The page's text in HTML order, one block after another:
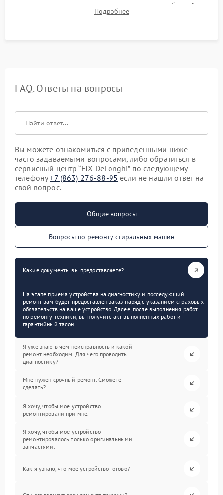
корректности слива, отсутствия излишних вибраций,
посторонних стуков и протечек под корпусом.
Подробнее
FAQ. Ответы на вопросы
Вы можете ознакомиться с приведенными ниже
часто задаваемыми вопросами, либо обратиться в
сервисный центр “FIX-DeLonghi” по следующему
телефону+7 (863) 276-88-95 если не нашли ответ на
свой вопрос.
Общие вопросы
Вопросы по ремонту стиральных машин
Какие документы вы предоставляете?
На этапе приема устройства на диагностику и последующий
ремонт вам будет предоставлен заказ-наряд с указанием страховых
обязательств на ваше устройство. Далее, после выполнения работ
по ремонту техники, вы получите акт выполненных работ и
гарантийный талон.
Я уже знаю в чем неисправность и какой
ремонт необходим. Для чего проводить
диагностику?
Мне нужен срочный ремонт. Сможете
сделать?
Я хочу, чтобы мое устройство
ремонтировали при мне.
Я хочу, чтобы мое устройство
ремонтировалось только оригинальными
запчастями.
Как я узнаю, что мое устройство готово?